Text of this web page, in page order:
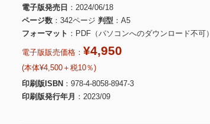
電子版発売日
2024/06/18
ページ数
342ページ 判型
A5
フォーマット
PDF（パソコンへのダウンロード不可）
電子版販売価格： ¥4,950
(本体¥4,500＋税10％)
印刷版ISBN
978-4-8058-8947-3
印刷版発行年月
2023/09